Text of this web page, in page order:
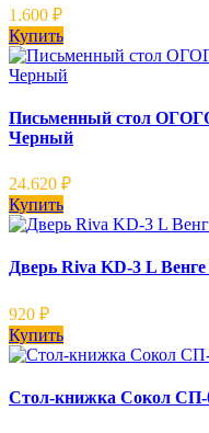
1.600 ₽
Купить
Письменный стол
Черный
24.620 ₽
Купить
Дверь Riva KD-3 L
920 ₽
Купить
Стол-книжка Сокол СП-